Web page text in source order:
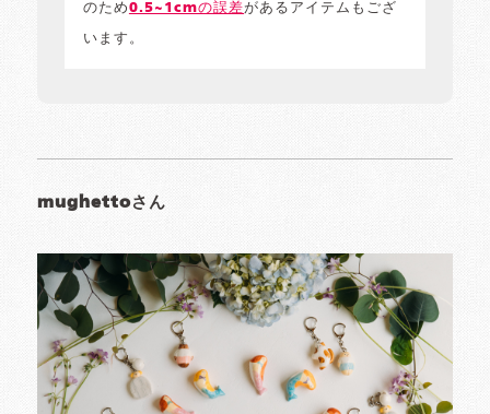
のため0.5~1cmの誤差があるアイテムもござ
います。
mughettoさん